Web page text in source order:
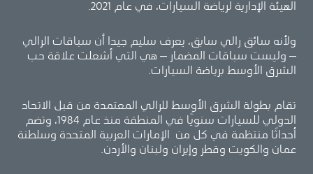
الهيئة الإدارية لرياضة السيارات، في عام 2021.
ولأنه سائق رالي سابق، يعرف سليم جيدا أن سباقات الرالي
– وليست سباقات المضمار – هي التي أشعلت علاقة حب
الشرق الأوسط برياضة السيارات.
تقام بطولة الشرق الأوسط للرالي المعتمدة من قبل الاتحاد
الدولي للسيارات سنويًا في المنطقة منذ عام 1984، وتضم
أحداثًا منتظمة في كل من الإمارات العربية المتحدة وسلطنة
عمان والكويت وقطر وإيران ولبنان والأردن.